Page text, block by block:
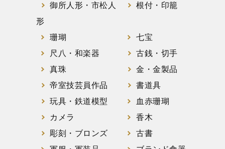
御所人形・市松人
形
根付・印籠
珊瑚
七宝
尺八・和楽器
古銭・切手
真珠
金・金製品
帝室技芸員作品
書道具
玩具・鉄道模型
血赤珊瑚
カメラ
香木
彫刻・ブロンズ
古書